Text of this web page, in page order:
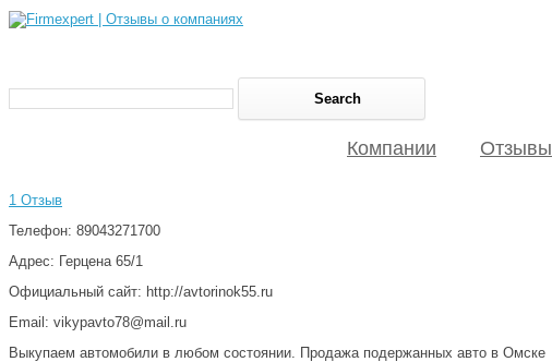
Компании Отзывы
1 Отзыв
Телефон: 89043271700
Адрес: Герцена 65/1
Официальный сайт: http://avtorinok55.ru
Email: vikypavto78@mail.ru
Выкупаем автомобили в любом состоянии. Продажа подержанных авто в Омске